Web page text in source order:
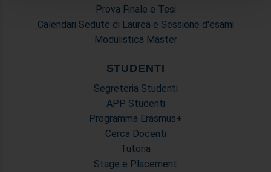
informazioni sul modo in cui utilizza il nostro sito con i
nostri partner che si occupano di analisi dei dati web,
pubblicità e social media, i quali potrebbero combinarle
raccolto dal suo utilizzo dei loro servizi.
Prova Finale e Tesi
Calendari Sedute di Laurea e Sessione d'esami
Modulistica Master
STUDENTI
Segreteria Studenti
APP Studenti
Programma Erasmus+
Cerca Docenti
Tutoria
Stage e Placement